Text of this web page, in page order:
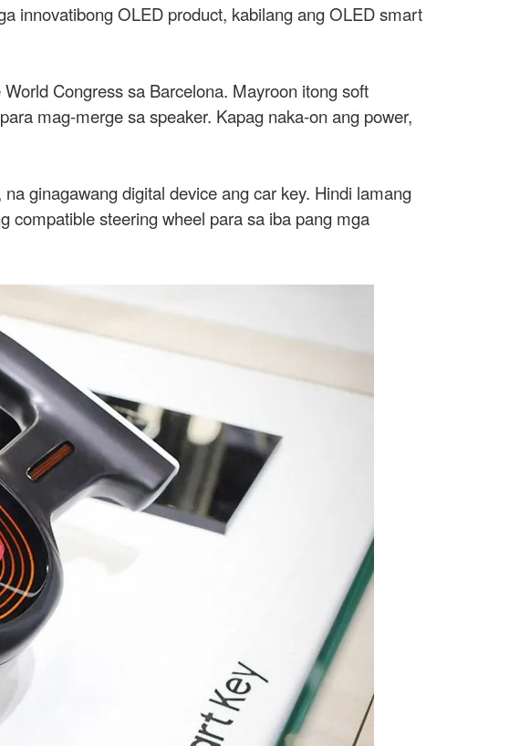
innovatibong OLED product, kabilang ang OLED smart
Congress sa Barcelona. Mayroon itong soft
mag-merge sa speaker. Kapag naka-on ang power,
ginagawang digital device ang car key. Hindi lamang
compatible steering wheel para sa iba pang mga